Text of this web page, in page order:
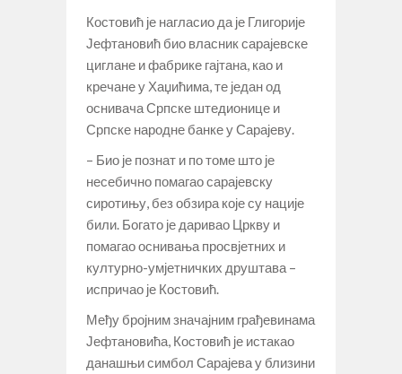
Костовић је нагласио да је Глигорије
Јефтановић био власник сарајевске
циглане и фабрике гајтана, као и
кречане у Хаџићима, те један од
оснивача Српске штедионице и
Српске народне банке у Сарајеву.
– Био је познат и по томе што је
несебично помагао сарајевску
сиротињу, без обзира које су нације
били. Богато је даривао Цркву и
помагао оснивања просвјетних и
културно-умјетничких друштава –
испричао је Костовић.
Међу бројним значајним грађевинама
Јефтановића, Костовић је истакао
данашњи симбол Сарајева у близини